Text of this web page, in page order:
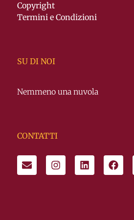
Copyright
Termini e Condizioni
SU DI NOI
Nemmeno una nuvola
CONTATTI